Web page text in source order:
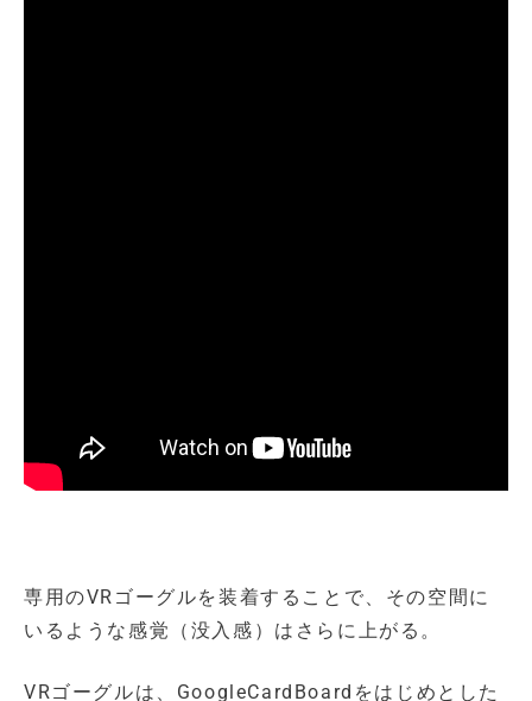
専用のVRゴーグルを装着することで、その空間に
いるような感覚（没入感）はさらに上がる。
VRゴーグルは、GoogleCardBoardをはじめとした